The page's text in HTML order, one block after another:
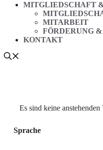
MITGLIEDSCHAFT
MITARBEIT
FÖRDERUNG
KONTAKT
Es sind keine
Sprache